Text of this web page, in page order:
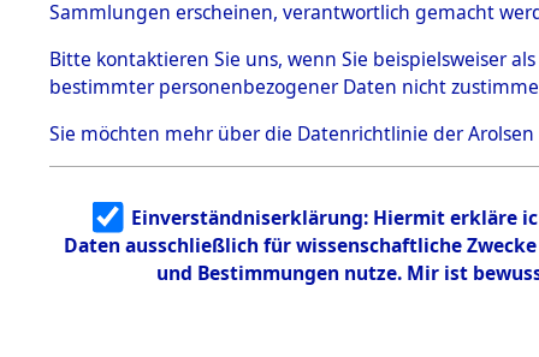
Todesmärsche
5.3.1 Alliierte
Erhebungen
zu
Todesmärsch
en
5.3.2
Identifizierun
g
5.3.3
Todesmärsch
Branch -
0331
Sammlungen erscheinen, verantwortlich gemacht
Bitte kontaktieren Sie uns, wenn Sie beispielsweiser
bestimmter personenbezogener Daten nicht
Sie möchten mehr über die Datenrichtlinie der Arolsen
Einverständniserklärung: Hiermit erkläre
Daten ausschließlich für wissenschaftliche
und Bestimmungen nutze. Mir ist